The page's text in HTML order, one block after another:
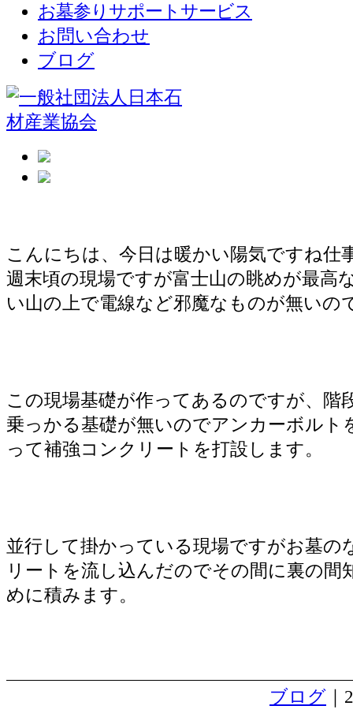
お墓参りサポートサービス
お問い合わせ
ブログ
こんにちは、今日は暖かい陽気ですね仕
週末頃の現場ですが富士山の眺めが最高
い山の上で電線など邪魔なものが無いの
この現場基礎が作ってあるのですが、階
乗っかる基礎が無いのでアンカーボルト
って補強コンクリートを打設します。
並行して掛かっている現場ですがお墓の
リートを流し込んだのでその間に裏の間
めに積みます。
ブログ